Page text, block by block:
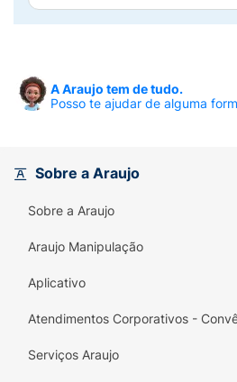
A Araujo tem de tudo.
Posso te ajudar de alguma
Sobre a Araujo
Sobre a Araujo
Araujo Manipulação
Aplicativo
Atendimentos Corporativos -
Serviços Araujo